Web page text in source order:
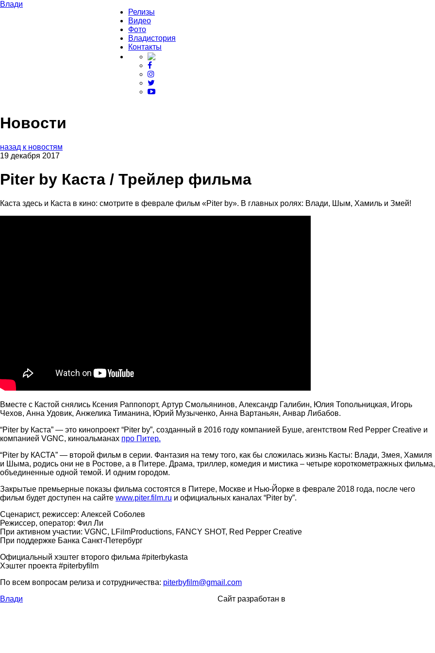
Влади
Релизы
Видео
Фото
Владистория
Контакты
Новости
назад к новостям
19 декабря 2017
Piter by Каста / Трейлер фильма
Каста здесь и Каста в кино: смотрите в феврале фильм «Piter by». В главных ролях: Влади, Шым, Хамиль и Змей!
Вместе с Кастой снялись Ксения Раппопорт, Артур Смольянинов, Александр Галибин, Юлия Топольницкая, Игорь
Чехов, Анна Удовик, Анжелика Тиманина, Юрий Музыченко, Анна Вартаньян, Анвар Либабов.
“Piter by Каста” — это кинопроект “Piter by”, созданный в 2016 году компанией Буше, агентством Red Pepper Creative и
компанией VGNC, киноальманах про Питер.
“Piter by КАСТА” — второй фильм в серии. Фантазия на тему того, как бы сложилась жизнь Касты: Влади, Змея, Хамиля
и Шыма, родись они не в Ростове, а в Питере. Драма, триллер, комедия и мистика – четыре короткометражных фильма,
объединенные одной темой. И одним городом.
Закрытые премьерные показы фильма состоятся в Питере, Москве и Нью-Йорке в феврале 2018 года, после чего
фильм будет доступен на сайте www.piter.film.ru и официальных каналах “Piter by”.
Сценарист, режиссер: Алексей Соболев
Режиссер, оператор: Фил Ли
При активном участии: VGNC, LFilmProductions, FANCY SHOT, Red Pepper Creative
При поддержке Банка Санкт-Петербург
Официальный хэштег второго фильма #piterbykasta
Хэштег проекта #piterbyfilm
По всем вопросам релиза и сотрудничества: piterbyfilm@gmail.com
Влади
Сайт разработан в